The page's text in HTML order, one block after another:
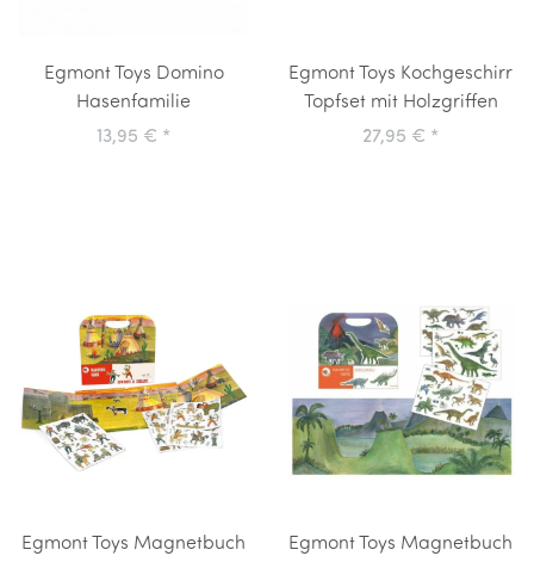
Egmont Toys Domino
Hasenfamilie
13,95 € *
Egmont Toys Kochgeschirr
Topfset mit Holzgriffen
27,95 € *
Egmont Toys Magnetbuch
Egmont Toys Magnetbuch